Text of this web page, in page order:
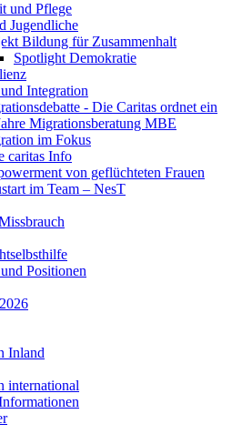
und Pflege
Jugendliche
Bildung für Zusammenhalt
Spotlight Demokratie
Integration
- Die Caritas ordnet ein
Migrationsberatung MBE
im Fokus
caritas Info
von geflüchteten Frauen
im Team – NesT
Positionen
Inland
international